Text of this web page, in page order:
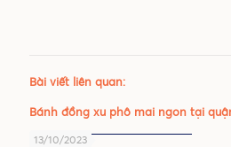
Bài viết liên quan:
13/10/2023
Bánh đồng xu phô mai ngon tại